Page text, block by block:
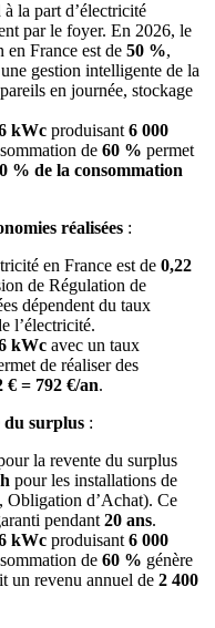
la part d’électricité
par le foyer. En 2026, le
en France est de 50 %,
gestion intelligente de la
en journée, stockage
kWc produisant 6 000
de 60 % permet
% de la consommation
réalisées :
en France est de 0,22
de Régulation de
dépendent du taux
l’électricité.
kWc avec un taux
de réaliser des
€ = 792 €/an.
du surplus :
la revente du surplus
pour les installations de
d’Achat). Ce
pendant 20 ans.
kWc produisant 6 000
de 60 % génère
un revenu annuel de 2 400